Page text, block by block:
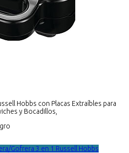
Hobbs con Placas Extraíbles para
y Bocadillos,
Gofrera 3 en 1 Russell Hobbs